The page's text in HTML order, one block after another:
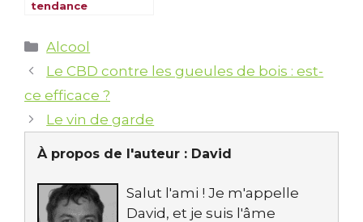
tendance
Catégories
Alcool
Le CBD contre les gueules de bois : est-
ce efficace ?
Le vin de garde
À propos de l'auteur : David
Salut l'ami ! Je m'appelle
David, et je suis l'âme